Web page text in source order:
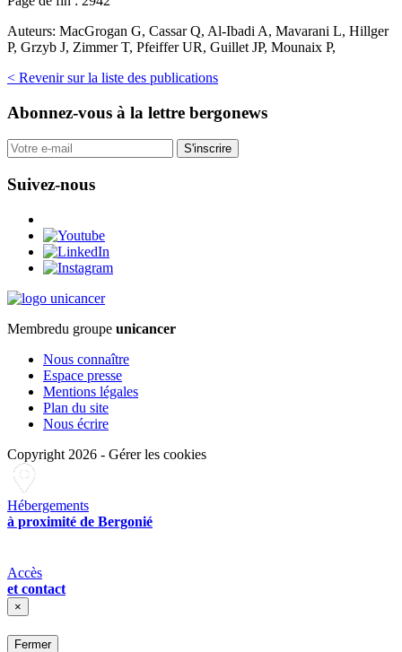
Auteurs: MacGrogan G, Cassar Q, Al-Ibadi A, Mavarani L, Hillger
P, Grzyb J, Zimmer T, Pfeiffer UR, Guillet JP, Mounaix P,
< Revenir sur la liste des publications
Abonnez-vous à la lettre bergonews
S'inscrire
Suivez-nous
Membredu groupe unicancer
Nous connaître
Espace presse
Mentions légales
Plan du site
Nous écrire
Copyright 2026 - Gérer les cookies
Hébergements
à proximité de Bergonié
Accès
et contact
×
Fermer